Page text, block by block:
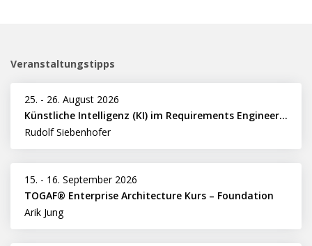
Veranstaltungstipps
25. - 26. August 2026
Künstliche Intelligenz (KI) im Requirements Engineering erfolgreich einsetzen
Rudolf Siebenhofer
15. - 16. September 2026
TOGAF® Enterprise Architecture Kurs – Foundation
Arik Jung